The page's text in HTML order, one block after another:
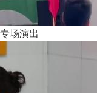
场演出